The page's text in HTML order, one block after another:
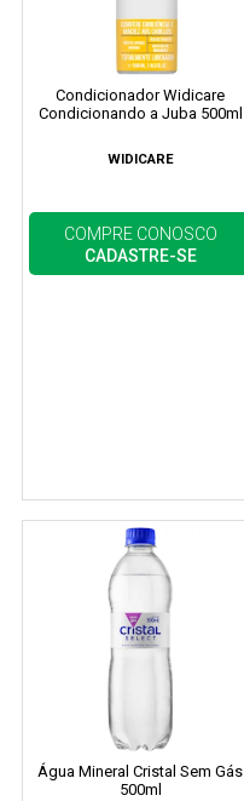
Condicionador Widicare
Condicionando a Juba 500ml
WIDICARE
COMPRE CONOSCO
CADASTRE-SE
Água Mineral Cristal Sem Gás
500ml